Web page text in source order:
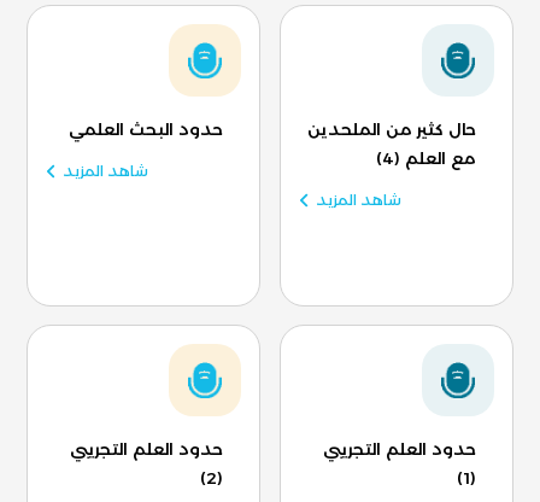
حال كثير من الملحدين
مع العلم (4)
شاهد المزيد
حدود البحث العلمي
شاهد المزيد
حدود العلم التجريبي
(1)
حدود العلم التجريبي
(2)